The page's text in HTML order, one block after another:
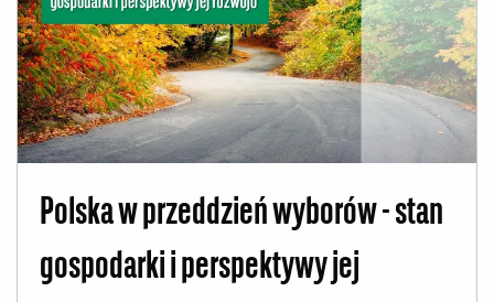
Polska w przeddzień wyborów - stan
gospodarki i perspektywy jej